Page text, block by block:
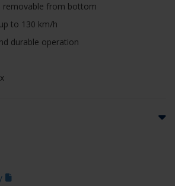
removable from bottom
to 130 km/h
durable operation